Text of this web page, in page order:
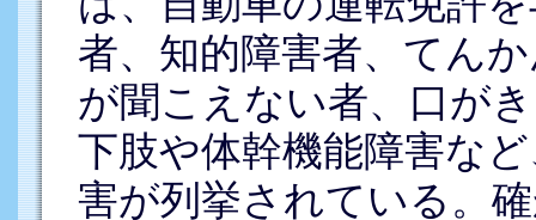
者、知的障害者、てん
が聞こえない者、口が
下肢や体幹機能障害な
害が列挙されている。